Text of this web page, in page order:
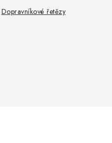
Dopravníkové řetězy